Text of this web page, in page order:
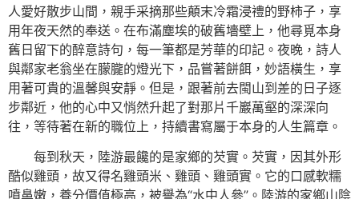
人愛好散步山間，親手采摘那些顛末冷霜浸禮的野柿子，享
用年夜天然的奉送。在布滿塵埃的破舊墻壁上，他尋覓本身
舊日留下的醉意詩句，每一筆都是芳華的印記。夜晚，詩人
與鄰家老翁坐在朦朧的燈光下，品嘗著餅餌，妙語橫生，享
用著可貴的溫馨與安靜。但是，跟著前去閩山到差的日子逐
步鄰近，他的心中又悄然升起了對那片千巖萬壑的深深向
往，等待著在新的職位上，持續書寫屬于本身的人生篇章。
每到秋天，陸游最饞的是家鄉的芡實。芡實，因其外形
酷似雞頭，故又得名雞頭米、雞頭、雞頭實。它的口感軟糯
噴鼻嫩，養分價值極高，被譽為“水中人參”。陸游的家鄉山陰